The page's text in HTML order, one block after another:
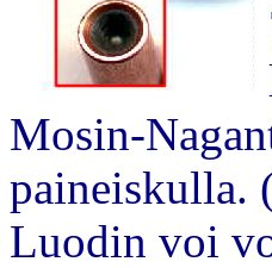
Mosin-
paineiskulla.
Luodin voi